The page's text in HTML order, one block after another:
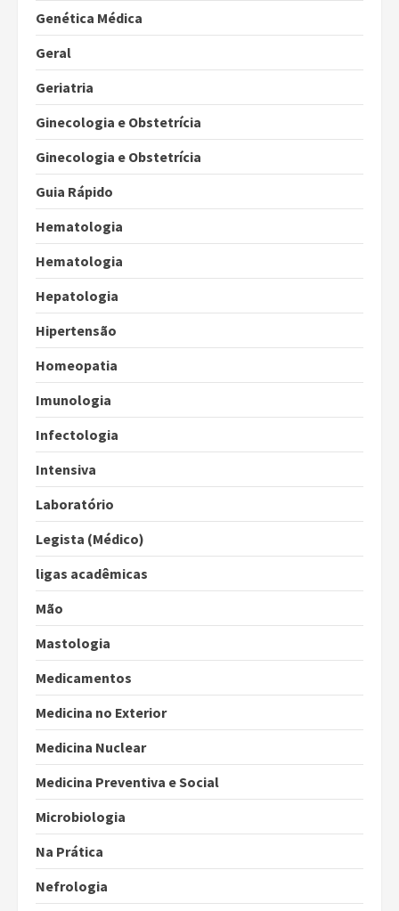
Genética Médica
Geral
Geriatria
Ginecologia e Obstetrícia
Ginecologia e Obstetrícia
Guia Rápido
Hematologia
Hematologia
Hepatologia
Hipertensão
Homeopatia
Imunologia
Infectologia
Intensiva
Laboratório
Legista (Médico)
ligas acadêmicas
Mão
Mastologia
Medicamentos
Medicina no Exterior
Medicina Nuclear
Medicina Preventiva e Social
Microbiologia
Na Prática
Nefrologia